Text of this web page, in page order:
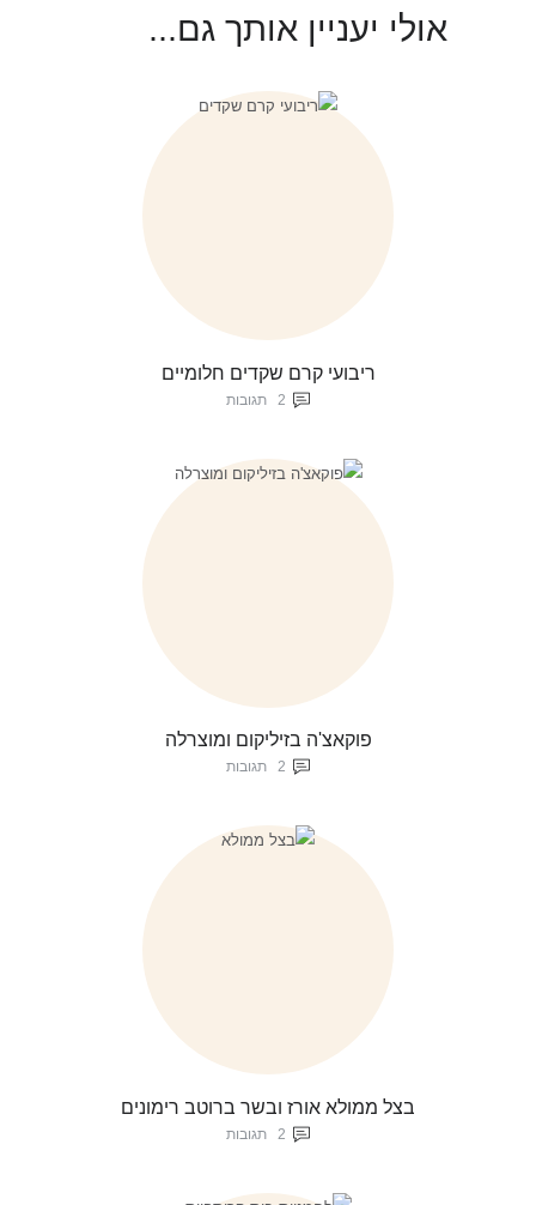
אולי יעניין אותך גם...
ריבועי קרם שקדים חלומיים
2 תגובות
פוקאצ'ה בזיליקום ומוצרלה
2 תגובות
בצל ממולא אורז ובשר ברוטב רימונים
2 תגובות